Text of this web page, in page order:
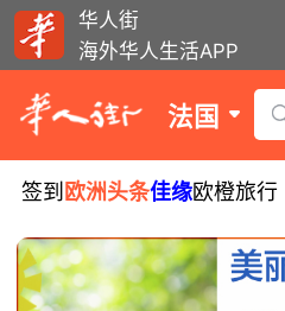
华人街
海外华人生活APP
法国
签到 欧洲头条佳缘欧橙旅行